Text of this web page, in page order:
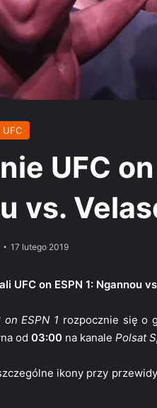
UFC on
vs.
17 lutego 2019
UFC on ESPN 1: Ngannou
on ESPN 1 rozpocznie się o
od 03:00 na kanale Polsat
ikony przy